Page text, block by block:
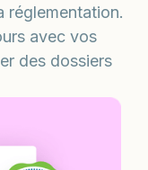
réglementation.
avec vos
des dossiers